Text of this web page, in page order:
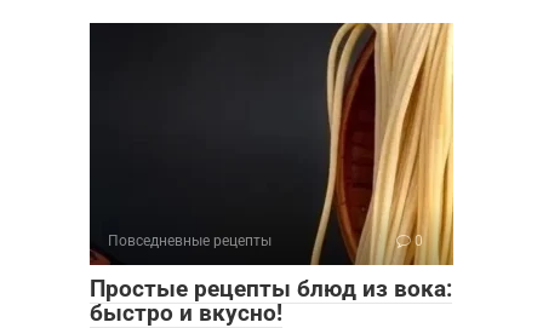
Повседневные рецепты 0
Простые рецепты блюд из вока:
быстро и вкусно!